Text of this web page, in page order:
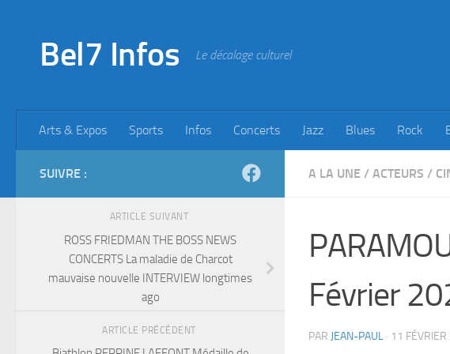
Bel7 Infos Le décalage culturel
Arts & Expos Sports Infos Concerts Jazz Blues Rock
A LA UNE / ACTEURS /
Février
PAR JEAN-PAUL · 11
SUIVRE :
ARTICLE SUIVANT
ROSS FRIEDMAN THE BOSS NEWS
CONCERTS La maladie de Charcot
mauvaise nouvelle INTERVIEW longtimes
ago
ARTICLE PRÉCÉDENT